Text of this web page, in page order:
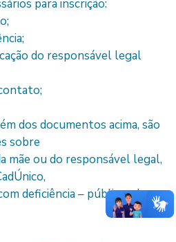
para inscrição:
do responsável legal
dos documentos acima, são
sobre
mãe ou do responsável legal,
deficiência – público-alvo